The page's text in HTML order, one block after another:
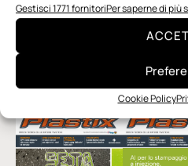
Gestisci 1771 fornitoriPer saperne di più
Cookie Policy
SFOGLIA LA RIVISTA